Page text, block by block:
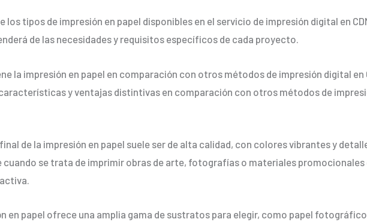
tipos de impresión en papel disponibles en el servicio de impresión digital en
de las necesidades y requisitos específicos de cada proyecto.
la impresión en papel en comparación con otros métodos de impresión digital en
y ventajas distintivas en comparación con otros métodos de
de la impresión en papel suele ser de alta calidad, con colores vibrantes y
se trata de imprimir obras de arte, fotografías o materiales promocionales
en papel ofrece una amplia gama de sustratos para elegir, como papel